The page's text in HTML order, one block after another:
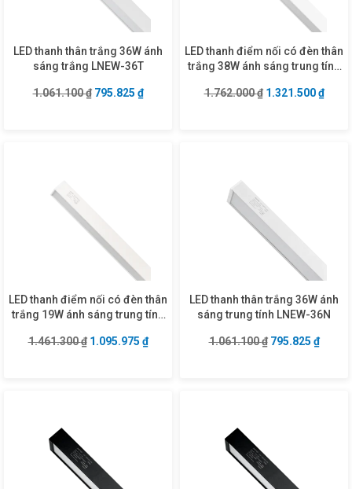
LED thanh thân trắng 36W ánh
sáng trắng LNEW-36T
1.061.100₫ Giá gốc là: 1.061.100 ₫.
795.825 ₫Giá hiện tại là: 795.825 ₫.
LED thanh điểm nối có đèn thân
trắng 38W ánh sáng trung tính
1.762.000₫ Giá gốc là:
1.321.500₫Giá
LED thanh điểm nối có đèn thân
trắng 19W ánh sáng trung tính
1.461.300₫ Giá gốc là: 1.461.300 ₫.
1.095.975 ₫Giá hiện tại là: 1.095.975 ₫.
LED thanh thân trắng 36W ánh
sáng trung tính LNEW-36N
1.061.100₫ Giá gốc là:
795.825 ₫Giá